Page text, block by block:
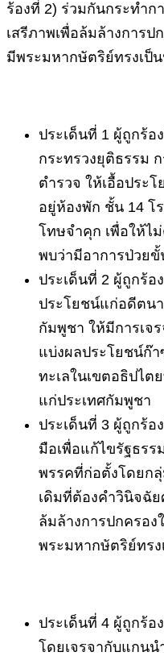
ร้องที่ 2) ร่วมกันกระทำก
เสรีภาพเพื่อล้มล้างการ
มีพระมหากษัตริย์ทรงเป็
ประเด็นที่ 1 ผู้ถูกร้อ
กระทรวงยุติธรรม
ตำรวจ ให้เอื้อประ
อยู่ห้องพัก ชั้น 14 โ
โทษจำคุก เพื่อให้ไ
พบว่ามีอาการป่วย
ประเด็นที่ 2 ผู้ถูกร้อ
ประโยชน์แก่อดีตน
กัมพูชา ให้มีการเจ
แบ่งผลประโยชน์ก๊
ทะเลในเขตอธิปไต
แก่ประเทศกัมพูชา
ประเด็นที่ 3 ผู้ถูกร้อ
มือเพื่อแก้ไขรัฐธร
พรรคที่ก่อตั้งโดยกลุ่
เดิมที่ต้องคำวินิจฉั
ล้มล้างการปกครอ
พระมหากษัตริย์ทรง
ประเด็นที่ 4 ผู้ถูกร้อ
โดยเจรจากับแกนน